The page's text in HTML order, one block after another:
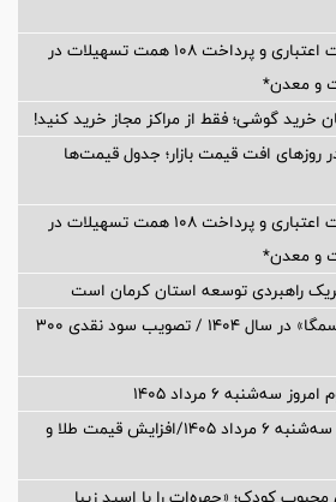
رشد ۷۳ درصدی مصوبات اعتباری و پرداخت ۱۰۸ همت تسهیلات در
خرید گوشی؛ فقط از مراکز مجاز خرید کنید!
روزهای افت قیمت بازار؛ جدول قیمت‌ها
رشد ۷۳ درصدی مصوبات اعتباری و پرداخت ۱۰۸ همت تسهیلات در
راهبردی توسعه استان کرمان است
ثبت عملکرد درخشان «سمگا» در سال ۱۴۰۴ / تصویب سود نقدی ۳۰۰
۶ مرداد ۱۴۰۵
قیمت طلا و سکه امروز سه‌شنبه ۶ مرداد ۱۴۰۵/افزایش قیمت طلا و